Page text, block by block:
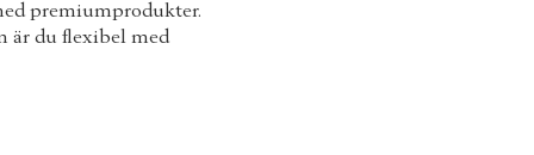
premiumprodukter.
är du flexibel med